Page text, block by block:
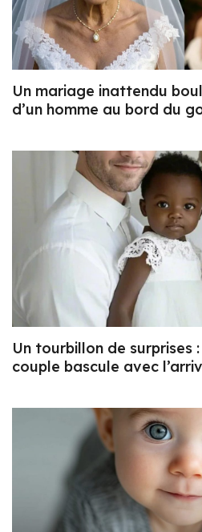
Un mariage inattendu
d’un homme au bord du
Un tourbillon de surprises
couple bascule avec